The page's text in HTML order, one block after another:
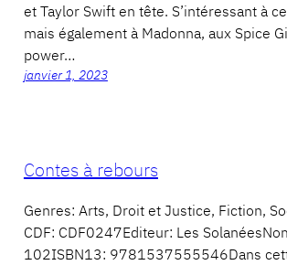
et Taylor Swift en tête. S’intéressant à
mais également à Madonna, aux Spice
power…
janvier 1, 2023
Contes à rebours
Genres: Arts, Droit et Justice, Fiction,
CDF: CDF0247Editeur: Les
102ISBN13: 9781537555546Dans